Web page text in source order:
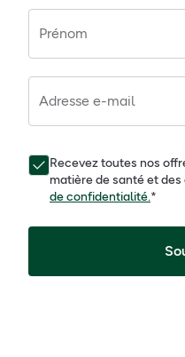
Prénom
Adresse e-mail
Recevez toutes nos
matière de santé et
de confidentialité.*